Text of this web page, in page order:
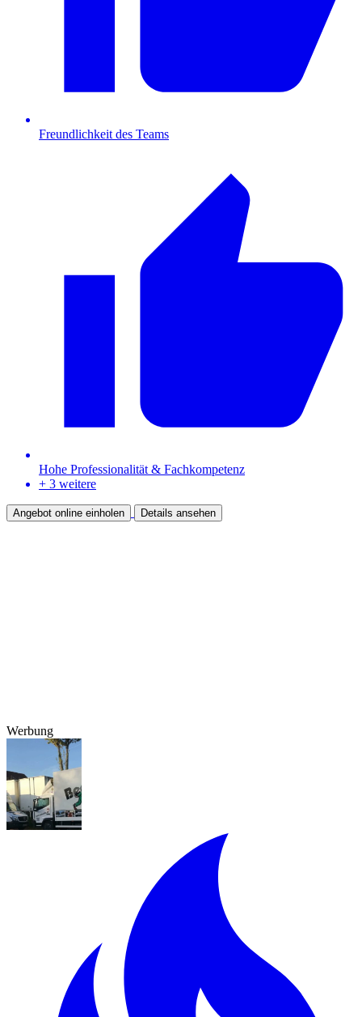
Freundlichkeit des Teams
Hohe Professionalität & Fachkompetenz
+ 3 weitere
Angebot online einholen Details ansehen
Werbung